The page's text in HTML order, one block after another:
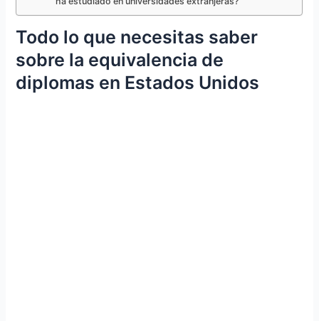
Todo lo que necesitas saber
sobre la equivalencia de
diplomas en Estados Unidos